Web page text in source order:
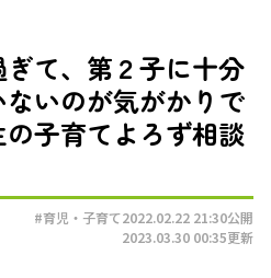
て、第２子に十分
いのが気がかりで
子育てよろず相談
#育児・子育て2022.02.22 21:30公開
2023.03.30 00:35更新